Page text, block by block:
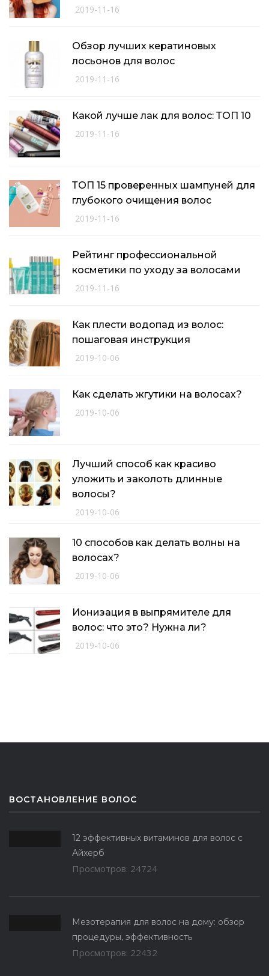
2019-11-16
Обзор лучших кератиновых
лосьонов для волос
2019-11-16
Какой лучше лак для волос: ТОП 10
2019-11-16
ТОП 15 проверенных шампуней для
глубокого очищения волос
2019-11-16
Рейтинг профессиональной
косметики по уходу за волосами
2019-11-16
Как плести водопад из волос:
пошаговая инструкция
2019-10-06
Как сделать жгутики на волосах?
2019-10-06
Лучший способ как красиво
уложить и заколоть длинные
волосы?
2019-10-06
10 способов как делать волны на
волосах?
2019-10-06
Ионизация в выпрямителе для
волос: что это? Нужна ли?
2019-10-06
ВОСТАНОВЛЕНИЕ ВОЛОС
12 эффективных витаминов для волос с
Айхерб
Просмотров: 24724
Мезотерапия для волос на дому: обзор
процедуры, эффективность
Просмотров: 22432